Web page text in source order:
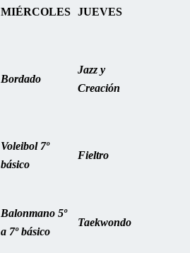
MIÉRCOLES JUEVES
Bordado
Jazz y
Creación
Voleibol 7º
básico
Fieltro
Balonmano 5º
a 7º básico
Taekwondo